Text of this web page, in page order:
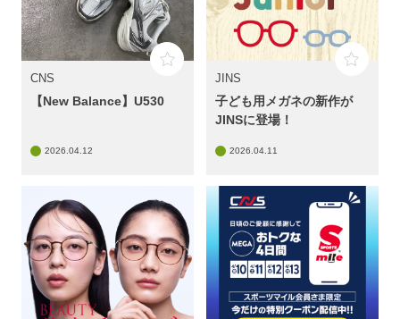
CNS
【New Balance】U530
2026.04.12
JINS
子ども用メガネの新作が
JINSに登場！
2026.04.11